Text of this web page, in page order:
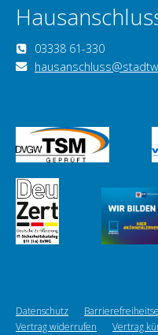
03338 61-330
Datenschutz
Vertrag widerrufen
Vertrag